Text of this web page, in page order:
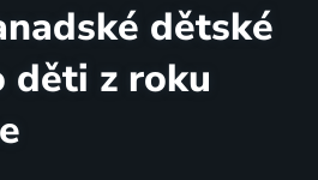
dětské
děti z roku